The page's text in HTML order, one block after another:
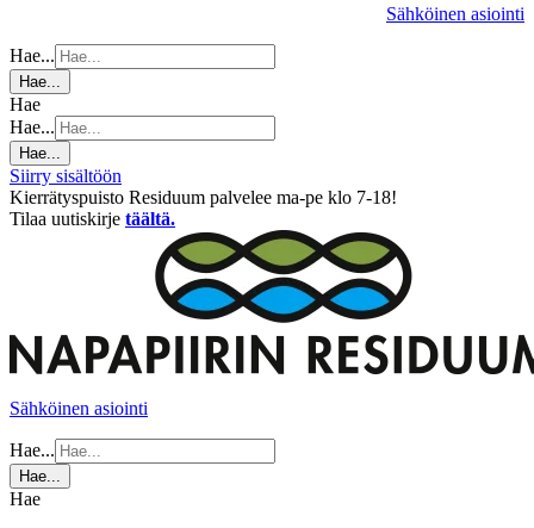
Sähköinen asiointi
Hae...
Hae...
Hae
Hae...
Hae...
Siirry sisältöön
Kierrätyspuisto Residuum palvelee ma-pe klo 7-18!
Tilaa uutiskirje täältä.
Sähköinen asiointi
Hae...
Hae...
Hae